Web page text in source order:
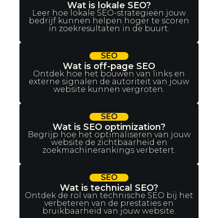
Wat is lokale SEO?
Leer hoe lokale SEO-strategieën jouw
bedrijf kunnen helpen hoger te scoren
in zoekresultaten in de buurt.
SEO
Wat is off-page SEO
Ontdek hoe het bouwen van links en
externe signalen de autoriteit van jouw
website kunnen vergroten.
SEO
Wat is SEO optimization?
Begrijp hoe het optimaliseren van jouw
website de zichtbaarheid en
zoekmachinerankings verbetert.
SEO
Wat is technical SEO?
Ontdek de rol van technische SEO bij het
verbeteren van de prestaties en
bruikbaarheid van jouw website.